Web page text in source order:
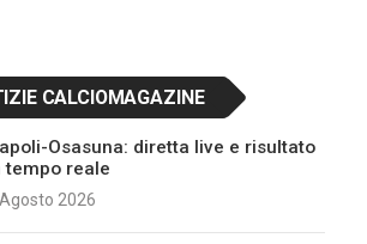
CALCIOMAGAZINE
Osasuna: diretta live e risultato
tempo reale
2026